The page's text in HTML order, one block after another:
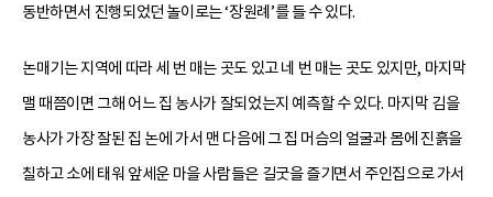
동반하면서 진행되었던 놀이로는 ‘장원례’를 들 수 있다.
논매기는 지역에 따라 세 번 매는 곳도 있고 네 번 매는 곳도 있지만, 마지막
맬 때쯤이면 그해 어느 집 농사가 잘되었는지 예측할 수 있다. 마지막 김을
농사가 가장 잘된 집 논에 가서 맨 다음에 그 집 머슴의 얼굴과 몸에 진흙을
칠하고 소에 태워 앞세운 마을 사람들은 길굿을 즐기면서 주인집으로 가서